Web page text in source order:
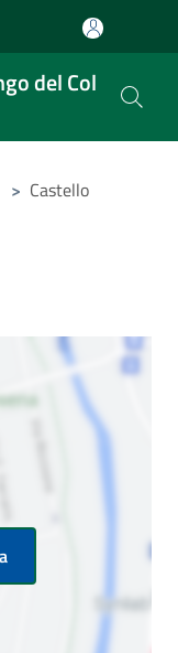
del Col
> Castello